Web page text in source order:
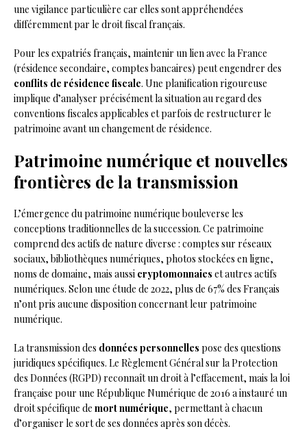
une vigilance particulière car elles sont appréhendées
différemment par le droit fiscal français.
Pour les expatriés français, maintenir un lien avec la France
(résidence secondaire, comptes bancaires) peut engendrer des
conflits de résidence fiscale. Une planification rigoureuse
implique d’analyser précisément la situation au regard des
conventions fiscales applicables et parfois de restructurer le
patrimoine avant un changement de résidence.
Patrimoine numérique et nouvelles
frontières de la transmission
L’émergence du patrimoine numérique bouleverse les
conceptions traditionnelles de la succession. Ce patrimoine
comprend des actifs de nature diverse : comptes sur réseaux
sociaux, bibliothèques numériques, photos stockées en ligne,
noms de domaine, mais aussi cryptomonnaies et autres actifs
numériques. Selon une étude de 2022, plus de 67% des Français
n’ont pris aucune disposition concernant leur patrimoine
numérique.
La transmission des données personnelles pose des questions
juridiques spécifiques. Le Règlement Général sur la Protection
des Données (RGPD) reconnaît un droit à l’effacement, mais la loi
française pour une République Numérique de 2016 a instauré un
droit spécifique de mort numérique, permettant à chacun
d’organiser le sort de ses données après son décès.